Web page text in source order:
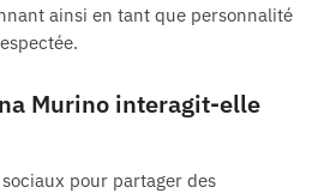
ainsi en tant que personnalité
Murino interagit-elle
pour partager des